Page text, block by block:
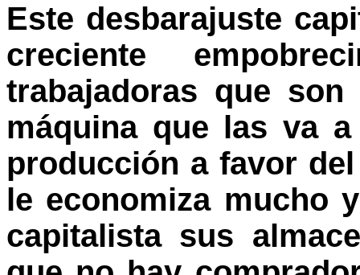
Este desbarajuste
creciente
trabajadoras que
máquina que las va
producción a favor
le economiza mucho
capitalista sus